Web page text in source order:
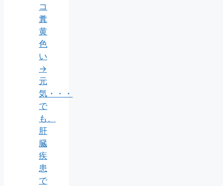
コ
糞
黄
色
い
→
元
気・・・
で
も、
肝
臓
疾
患
で